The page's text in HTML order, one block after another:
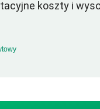
koszty i